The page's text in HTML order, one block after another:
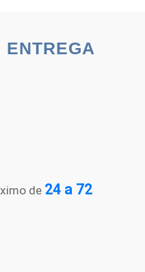
ENTREGA
de 24 a 72